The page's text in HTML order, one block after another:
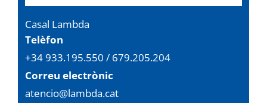
Casal Lambda
Telèfon
+34 933.195.550 / 679.205.204
Correu electrònic
atencio@lambda.cat